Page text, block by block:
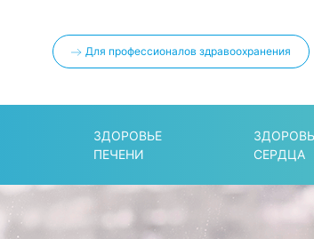
Для профессионалов здравоохранения
ЗДОРОВЬЕ
ПЕЧЕНИ
СЕРДЦА